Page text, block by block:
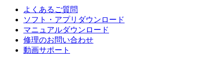
よくあるご質問
ソフト・アプリダウンロード
マニュアルダウンロード
修理のお問い合わせ
動画サポート